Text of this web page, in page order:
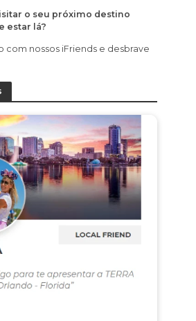
o seu próximo destino
estar lá?
com nossos iFriends e desbrave